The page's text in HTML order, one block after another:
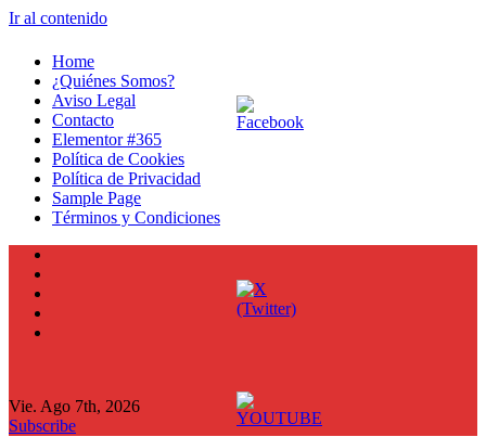
Ir al contenido
Home
¿Quiénes Somos?
Aviso Legal
Contacto
Elementor #365
Política de Cookies
Política de Privacidad
Sample Page
Términos y Condiciones
Vie. Ago 7th, 2026
Subscribe